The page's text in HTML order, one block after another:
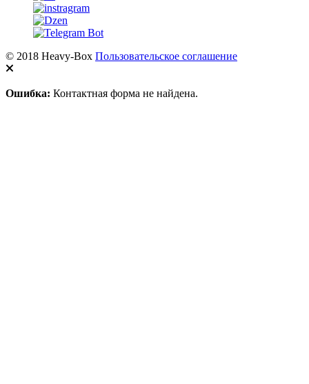
© 2018 Heavy-Box Пользовательское соглашение
Ошибка: Контактная форма не найдена.